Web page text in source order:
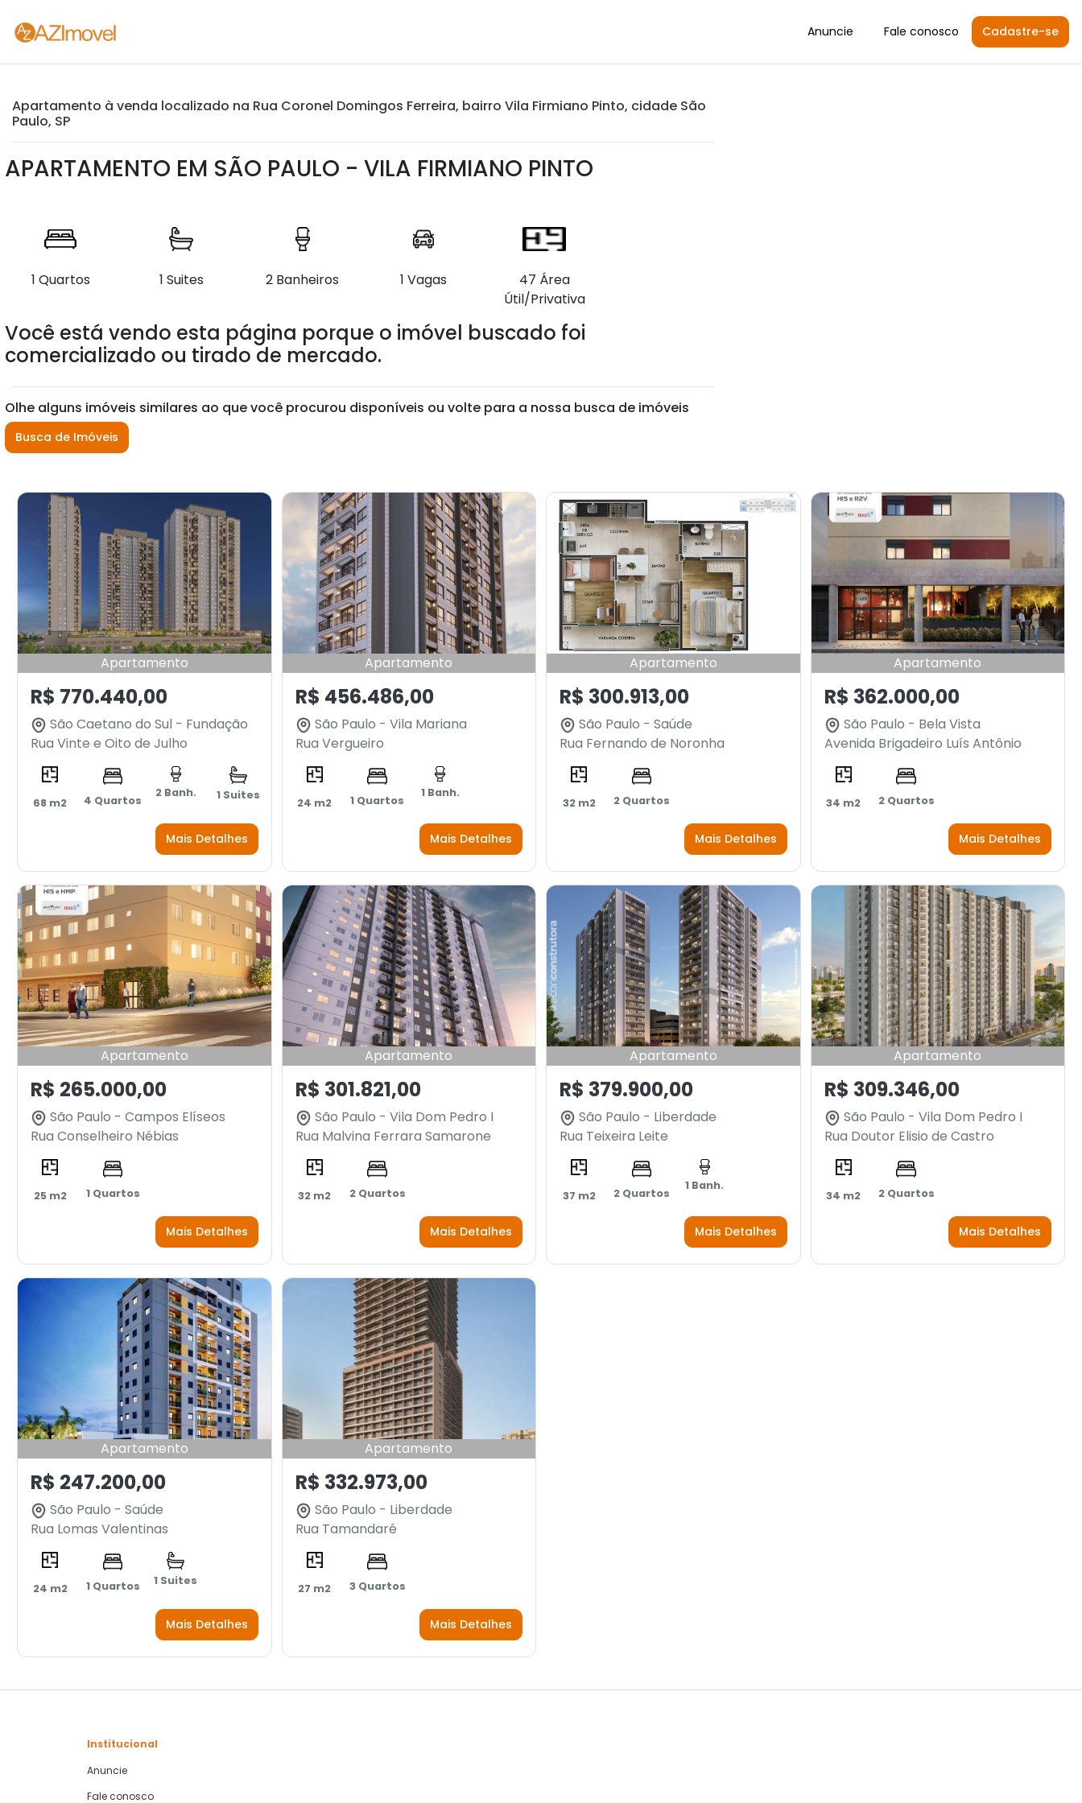
Anuncie Fale conosco Cadastre-se
Apartamento à venda localizado na Rua Coronel Domingos Ferreira, bairro Vila Firmiano Pinto, cidade São
Paulo, SP
APARTAMENTO EM SÃO PAULO - VILA FIRMIANO PINTO
1 Quartos 1 Suites 2 Banheiros 1 Vagas
47 Área
Útil/Privativa
Você está vendo esta página porque o imóvel buscado foi
comercializado ou tirado de mercado.
Olhe alguns imóveis similares ao que você procurou disponíveis ou volte para a nossa busca de imóveis
Busca de Imóveis
Apartamento
R$ 770.440,00
São Caetano do Sul - Fundação
Rua Vinte e Oito de Julho
68 m2 4 Quartos
2 Banh. 1 Suites
Mais Detalhes
Apartamento
R$ 456.486,00
São Paulo - Vila Mariana
Rua Vergueiro
24 m2 1 Quartos
1 Banh.
Mais Detalhes
Apartamento
R$ 300.913,00
São Paulo - Saúde
Rua Fernando de Noronha
32 m2 2 Quartos
Mais Detalhes
Apartamento
R$ 362.000,00
São Paulo - Bela Vista
Avenida Brigadeiro Luís Antônio
34 m2 2 Quartos
Mais Detalhes
Apartamento
R$ 265.000,00
São Paulo - Campos Elíseos
Rua Conselheiro Nébias
25 m2 1 Quartos
Mais Detalhes
Apartamento
R$ 301.821,00
São Paulo - Vila Dom Pedro I
Rua Malvina Ferrara Samarone
32 m2 2 Quartos
Mais Detalhes
Apartamento
R$ 379.900,00
São Paulo - Liberdade
Rua Teixeira Leite
37 m2 2 Quartos
1 Banh.
Mais Detalhes
Apartamento
R$ 309.346,00
São Paulo - Vila Dom Pedro I
Rua Doutor Elisio de Castro
34 m2 2 Quartos
Mais Detalhes
Apartamento
R$ 247.200,00
São Paulo - Saúde
Rua Lomas Valentinas
24 m2 1 Quartos 1 Suites
Mais Detalhes
Apartamento
R$ 332.973,00
São Paulo - Liberdade
Rua Tamandaré
27 m2 3 Quartos
Mais Detalhes
Institucional
Anuncie
Fale conosco